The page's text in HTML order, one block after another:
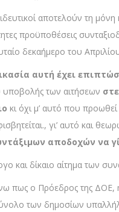
αποτελούν τη
προϋποθέσεις
δεκαήμερο του
αυτή έχει
των αιτήσεων
κι όχι μ’ αυτό που
γι’ αυτό και
αποδοχών να
και δίκαιο αίτημα των
πως ο Πρόεδρος της ΔΟΕ,
των δημοσίων